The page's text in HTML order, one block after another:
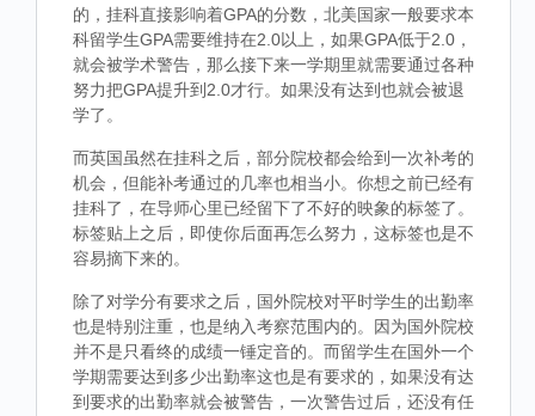
的，挂科直接影响着GPA的分数，北美国家一般要求本
科留学生GPA需要维持在2.0以上，如果GPA低于2.0，
就会被学术警告，那么接下来一学期里就需要通过各种
努力把GPA提升到2.0才行。如果没有达到也就会被退
学了。
而英国虽然在挂科之后，部分院校都会给到一次补考的
机会，但能补考通过的几率也相当小。你想之前已经有
挂科了，在导师心里已经留下了不好的映象的标签了。
标签贴上之后，即使你后面再怎么努力，这标签也是不
容易摘下来的。
除了对学分有要求之后，国外院校对平时学生的出勤率
也是特别注重，也是纳入考察范围内的。因为国外院校
并不是只看终的成绩一锤定音的。而留学生在国外一个
学期需要达到多少出勤率这也是有要求的，如果没有达
到要求的出勤率就会被警告，一次警告过后，还没有任